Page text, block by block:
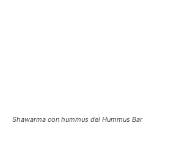
Shawarma con hummus del Hummus Bar